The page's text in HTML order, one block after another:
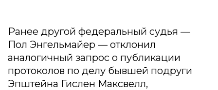
Ранее другой федеральный судья —
Пол Энгельмайер — отклонил
аналогичный запрос о публикации
протоколов по делу бывшей подруги
Эпштейна Гислен Максвелл,